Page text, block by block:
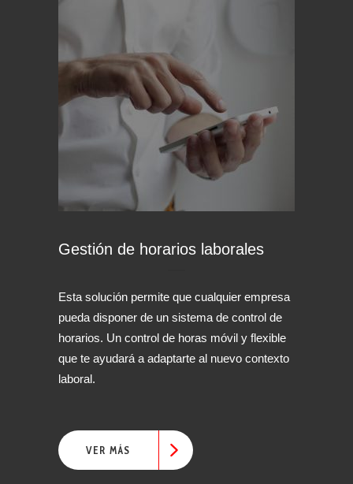
Gestión de horarios laborales
Esta solución permite que cualquier empresa
pueda disponer de un sistema de control de
horarios. Un control de horas móvil y flexible
que te ayudará a adaptarte al nuevo contexto
laboral.
VER MÁS